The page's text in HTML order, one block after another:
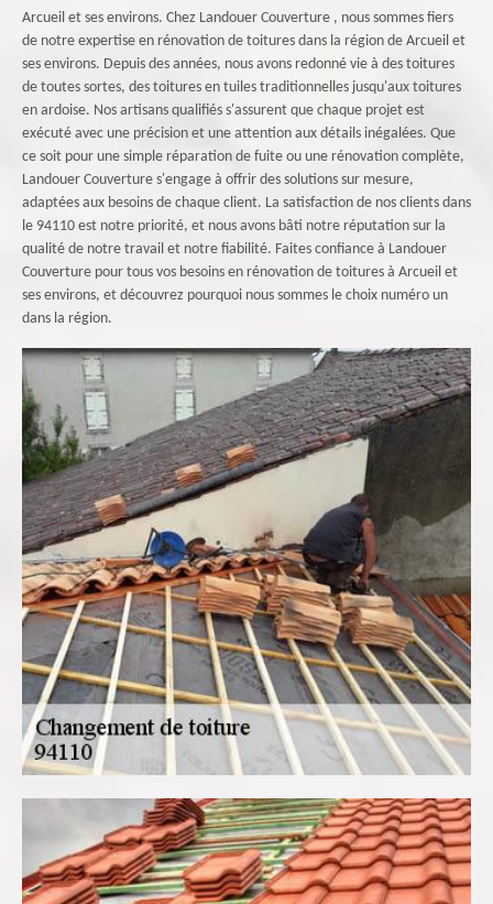
Arcueil et ses environs. Chez Landouer Couverture , nous sommes fiers
de notre expertise en rénovation de toitures dans la région de Arcueil et
ses environs. Depuis des années, nous avons redonné vie à des toitures
de toutes sortes, des toitures en tuiles traditionnelles jusqu'aux toitures
en ardoise. Nos artisans qualifiés s'assurent que chaque projet est
exécuté avec une précision et une attention aux détails inégalées. Que
ce soit pour une simple réparation de fuite ou une rénovation complète,
Landouer Couverture s'engage à offrir des solutions sur mesure,
adaptées aux besoins de chaque client. La satisfaction de nos clients dans
le 94110 est notre priorité, et nous avons bâti notre réputation sur la
qualité de notre travail et notre fiabilité. Faites confiance à Landouer
Couverture pour tous vos besoins en rénovation de toitures à Arcueil et
ses environs, et découvrez pourquoi nous sommes le choix numéro un
dans la région.